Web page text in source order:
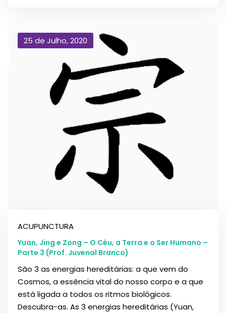
25 de Julho, 2020
ACUPUNCTURA
Yuan, Jing e Zong – O Céu, a Terra e o Ser Humano –
Parte 3 (Prof. Juvenal Branco)
São 3 as energias hereditárias: a que vem do
Cosmos, a essência vital do nosso corpo e a que
está ligada a todos os ritmos biológicos.
Descubra-as. As 3 energias hereditárias (Yuan,